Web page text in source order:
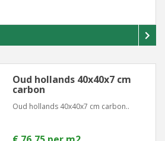
Oud hollands 40x40x7 cm
carbon
Oud hollands 40x40x7 cm carbon..